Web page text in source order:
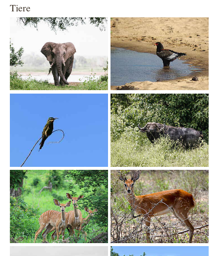
Tiere
Show larger version Show larger version
Show larger version
Show larger version Show larger version
Show larger version